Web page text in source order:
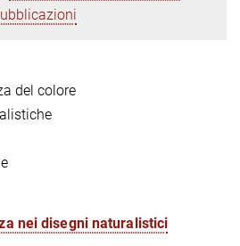
del colore
nei disegni naturalistici